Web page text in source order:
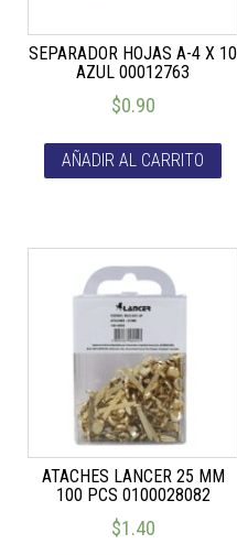
SEPARADOR HOJAS A-4 X 10
AZUL 00012763
$0.90
AÑADIR AL CARRITO
ATACHES LANCER 25 MM
100 PCS 0100028082
$1.40